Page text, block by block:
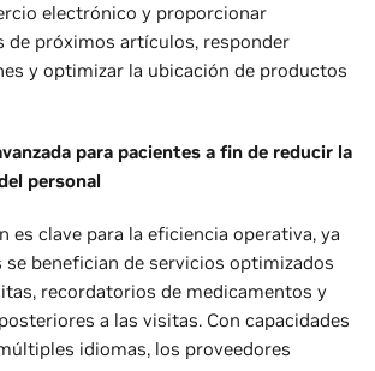
electrónico y proporcionar
de próximos artículos, responder
y optimizar la ubicación de productos
para pacientes a fin de reducir la
personal
es clave para la eficiencia operativa, ya
se benefician de servicios optimizados
recordatorios de medicamentos y
a las visitas. Con capacidades
idiomas, los proveedores